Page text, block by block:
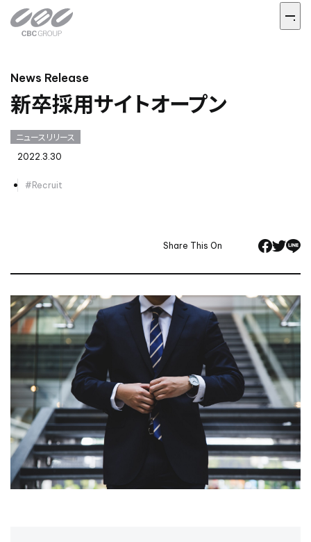
News Release
新卒採用サイトオープン
ニュースリリース
2022.3.30
#Recruit
Share This On